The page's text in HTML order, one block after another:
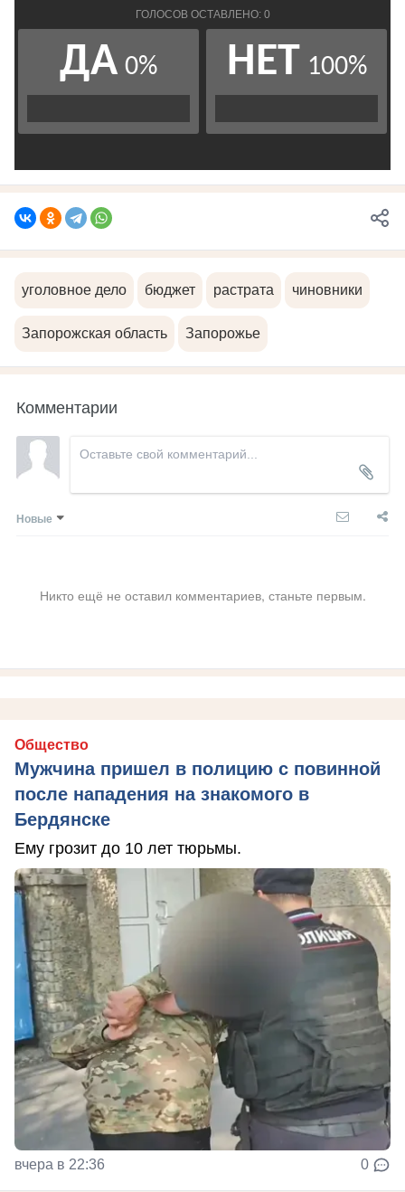
уголовное дело бюджет растрата чиновники
Запорожская область Запорожье
Комментарии
Новые
Никто ещё не оставил комментариев, станьте первым.
Общество
Мужчина пришел в полицию с повинной
после нападения на знакомого в
Бердянске
Ему грозит до 10 лет тюрьмы.
вчера в 22:36 0